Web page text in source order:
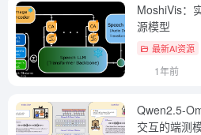
MoshiVis：
源模型
最新AI资源
1年前
Qwen2.5-
交互的端测